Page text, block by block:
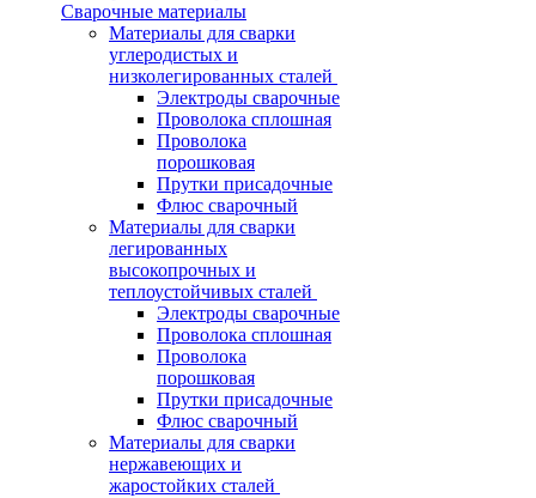
Сварочные материалы
Материалы для сварки
углеродистых и
низколегированных сталей
Электроды сварочные
Проволока сплошная
Проволока
порошковая
Прутки присадочные
Флюс сварочный
Материалы для сварки
легированных
высокопрочных и
теплоустойчивых сталей
Электроды сварочные
Проволока сплошная
Проволока
порошковая
Прутки присадочные
Флюс сварочный
Материалы для сварки
нержавеющих и
жаростойких сталей